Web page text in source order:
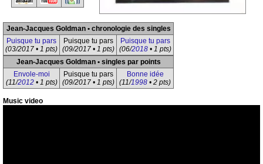
Jean-Jacques Goldman • chronologie des singles
Puisque tu pars
(03/2017 • 1 pts)
Puisque tu pars
(09/2017 • 1 pts)
Puisque tu pars
(06/2018• 1 pts)
Jean-Jacques Goldman • singles par points
Envole-moi
(11/2012• 1 pts)
Puisque tu pars
(09/2017 • 1 pts)
Bonne idée
(11/1998 • 2 pts)
Music video